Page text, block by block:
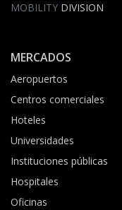
MOBILITY DIVISION
MERCADOS
Aeropuertos
Centros comerciales
Hoteles
Universidades
Instituciones públicas
Hospitales
Oficinas